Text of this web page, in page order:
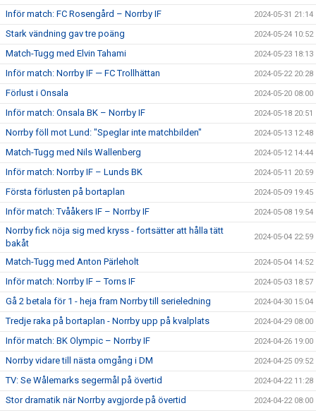
Inför match: FC Rosengård – Norrby IF 2024-05-31 21:14
Stark vändning gav tre poäng 2024-05-24 10:52
Match-Tugg med Elvin Tahami 2024-05-23 18:13
Inför match: Norrby IF — FC Trollhättan 2024-05-22 20:28
Förlust i Onsala 2024-05-20 08:00
Inför match: Onsala BK – Norrby IF 2024-05-18 20:51
Norrby föll mot Lund: "Speglar inte matchbilden" 2024-05-13 12:48
Match-Tugg med Nils Wallenberg 2024-05-12 14:44
Inför match: Norrby IF – Lunds BK 2024-05-11 20:59
Första förlusten på bortaplan 2024-05-09 19:45
Inför match: Tvååkers IF – Norrby IF 2024-05-08 19:54
Norrby fick nöja sig med kryss - fortsätter att hålla tätt
bakåt
2024-05-04 22:59
Match-Tugg med Anton Pärleholt 2024-05-04 14:52
Inför match: Norrby IF – Torns IF 2024-05-03 18:57
Gå 2 betala för 1 - heja fram Norrby till serieledning 2024-04-30 15:04
Tredje raka på bortaplan - Norrby upp på kvalplats 2024-04-29 08:00
Inför match: BK Olympic – Norrby IF 2024-04-26 19:00
Norrby vidare till nästa omgång i DM 2024-04-25 09:52
TV: Se Wålemarks segermål på övertid 2024-04-22 11:28
Stor dramatik när Norrby avgjorde på övertid 2024-04-22 08:00